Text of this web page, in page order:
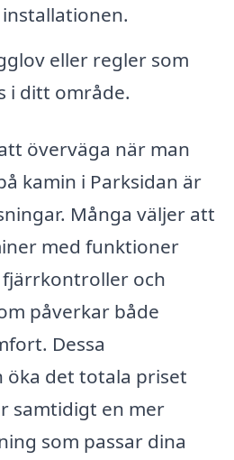
eller regler som
i ditt område.
överväga när man
kamin i Parksidan är
Många väljer att
med funktioner
och
påverkar både
Dessa
öka det totala priset
samtidigt en mer
som passar dina